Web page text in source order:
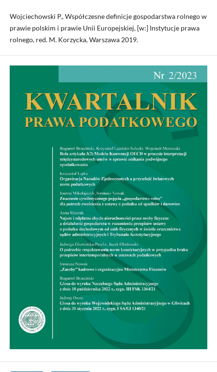
Wojciechowski P., Współczesne definicje gospodarstwa rolnego w
prawie polskim i prawie Unii Europejskiej, [w:] Instytucje prawa
rolnego, red. M. Korzycka, Warszawa 2019.